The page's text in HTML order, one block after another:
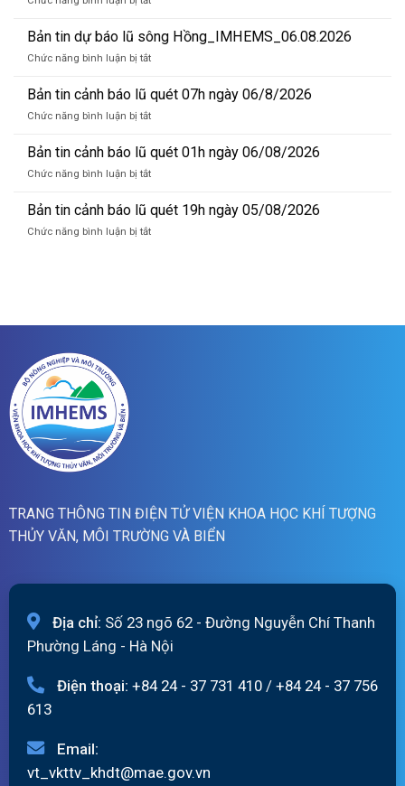
tin
cảnh
báo
quét
19h
06/8/2026
Bản tin dự báo lũ sông Hồng_IMHEMS_06.08.2026
Chức năng bình luận bị tắtở
tin
dự
báo
sông
Hồng_IMHEMS_06.08.2026
Bản tin cảnh báo lũ quét 07h ngày 06/8/2026
Chức năng bình luận bị tắtở
tin
cảnh
báo
quét
07h
Bản tin cảnh báo lũ quét 01h ngày 06/08/2026
Chức năng bình luận bị tắtở
tin
cảnh
báo
Bản tin cảnh báo lũ quét 19h ngày 05/08/2026
Chức năng bình luận bị tắtở
quét
TRANG THÔNG TIN ĐIỆN TỬ VIỆN KHOA HỌC KHÍ TƯỢNG
THỦY VĂN, MÔI TRƯỜNG VÀ BIỂN
Địa chỉ: Số 23 ngõ 62 - Đường Nguyễn Chí Thanh
Phường Láng - Hà Nội
Điện thoại: +84 24 - 37 731 410 / +84 24 - 37 756
613
Email:
vt_vkttv_khdt@mae.gov.vn